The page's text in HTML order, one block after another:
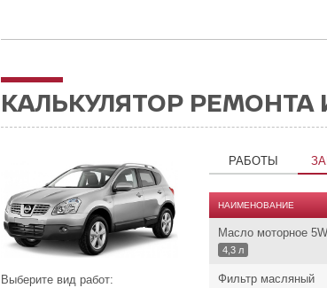
КАЛЬКУЛЯТОР РЕМОНТА И
Выберите вид работ:
РАБОТЫ
НАИМЕНОВАНИЕ
Масло моторное
4,3 л
Фильтр масляный